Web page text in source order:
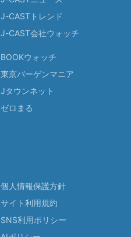
J-CASTトレンド
J-CAST会社ウォッチ
BOOKウォッチ
東京バーゲンマニア
Jタウンネット
ゼロまる
個人情報保護方針
サイト利用規約
SNS利用ポリシー